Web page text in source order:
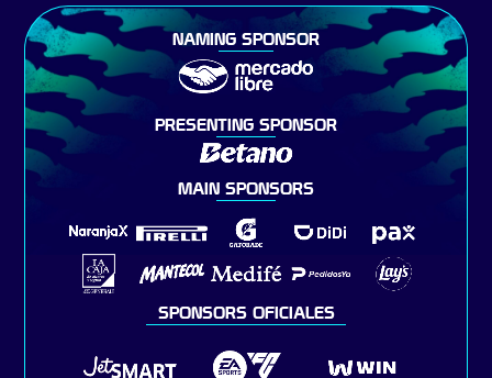
NAMING SPONSOR
PRESENTING SPONSOR
MAIN SPONSORS
SPONSORS OFICIALES